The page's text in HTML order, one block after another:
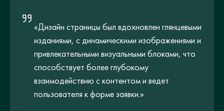
«Дизайн страницы был вдохновлен глянцевыми
изданиями, с динамическими изображениями и
привлекательными визуальными блоками, что
способствует более глубокому
взаимодействию с контентом и ведет
пользователя к форме заявки.»